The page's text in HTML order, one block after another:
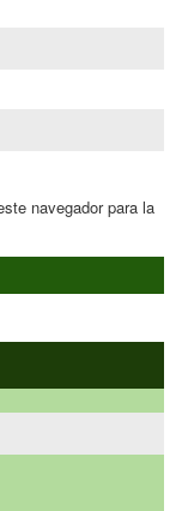
navegador para la